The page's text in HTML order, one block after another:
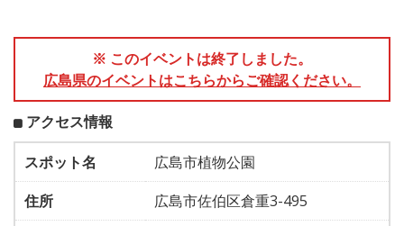
※ このイベントは終了しました。
広島県のイベントはこちらからご確認ください。
アクセス情報
スポット名
広島市植物公園
住所
広島市佐伯区倉重3-495